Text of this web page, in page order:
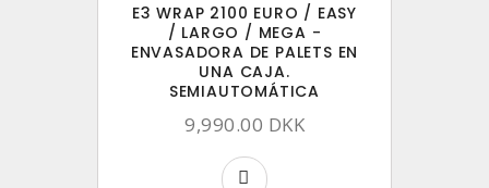
E3 WRAP 2100 EURO / EASY
/ LARGO / MEGA -
ENVASADORA DE PALETS EN
UNA CAJA.
SEMIAUTOMÁTICA
9,990.00 DKK